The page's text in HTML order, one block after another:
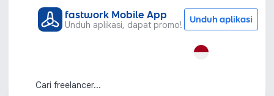
fastwork Mobile App
Unduh aplikasi, dapat promo! Unduh aplikasi
Kode QR
dan Siap Pakai